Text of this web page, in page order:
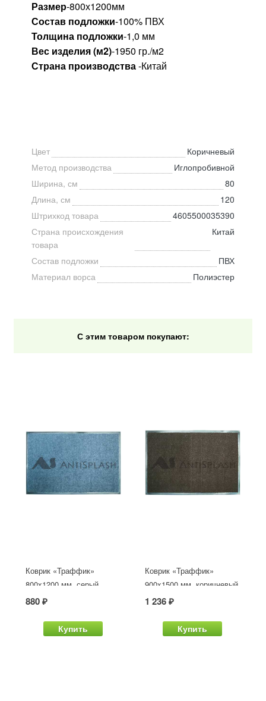
Размер-800х1200мм
Состав подложки-100% ПВХ
Толщина подложки-1,0 мм
Вес изделия (м2)-1950 гр./м2
Страна производства-Китай
Цвет
Коричневый
Метод производства
Иглопробивной
Ширина, см
80
Длина, см
120
Штрихкод товара
4605500035390
Страна происхождения
товара
Китай
Состав подложки
ПВХ
Материал ворса
Полиэстер
С этим товаром покупают:
Коврик «Траффик»
800x1200 мм, серый
880 ₽
Купить
Коврик «Траффик»
900x1500 мм, коричневый
1 236 ₽
Купить